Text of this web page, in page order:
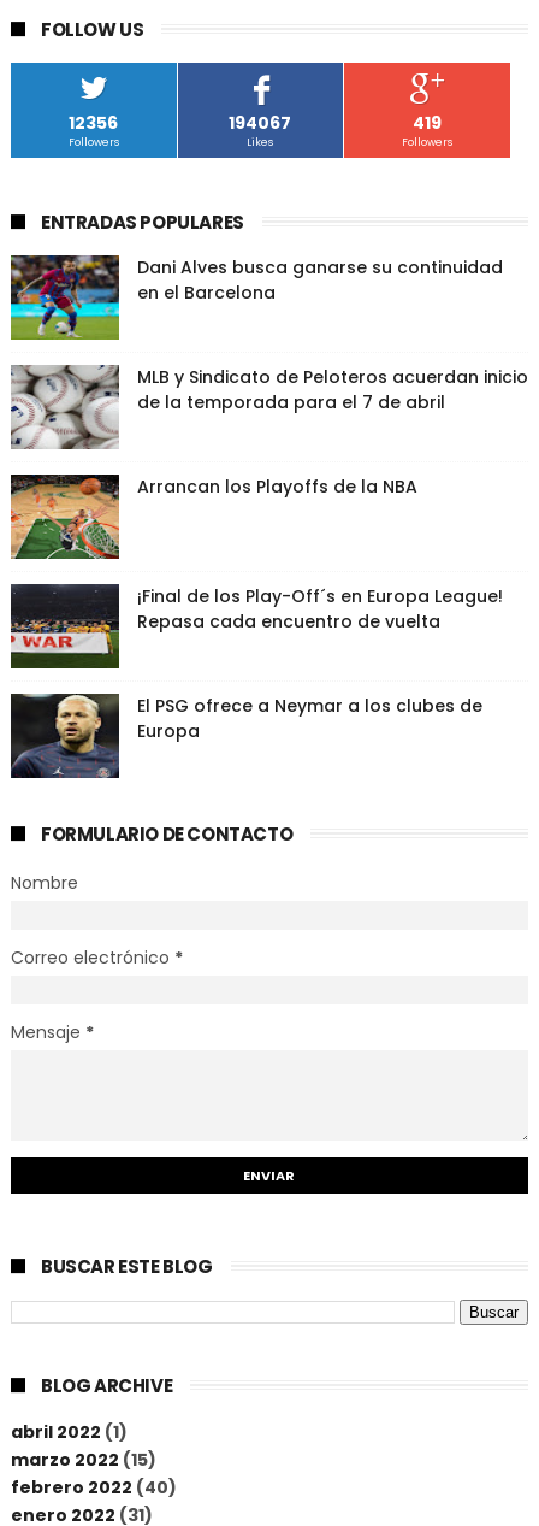
FOLLOW US
12356
Followers
194067
Likes
419
Followers
ENTRADAS POPULARES
Dani Alves busca ganarse su continuidad
en el Barcelona
MLB y Sindicato de Peloteros acuerdan inicio
de la temporada para el 7 de abril
Arrancan los Playoffs de la NBA
¡Final de los Play-Off´s en Europa League!
Repasa cada encuentro de vuelta
El PSG ofrece a Neymar a los clubes de
Europa
FORMULARIO DE CONTACTO
Nombre
Correo electrónico *
Mensaje *
BUSCAR ESTE BLOG
BLOG ARCHIVE
abril 2022 (1)
marzo 2022 (15)
febrero 2022 (40)
enero 2022 (31)